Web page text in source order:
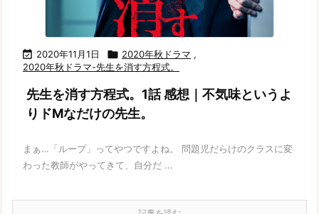
 2020年11月1日  2020年秋ドラマ ,
2020年秋ドラマ-先生を消す方程式。
先生を消す方程式。1話 感想｜不気味というよ
りドMなだけの先生。
まぁ…「ループ」ってやつですよね。 問題児だらけのクラスに変
わった教師がやってきて、自分だ ...